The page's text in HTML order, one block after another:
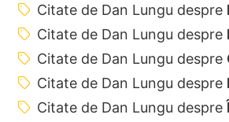
Citate de Dan Lungu despre
Citate de Dan Lungu despre
Citate de Dan Lungu despre
Citate de Dan Lungu despre
Citate de Dan Lungu despre